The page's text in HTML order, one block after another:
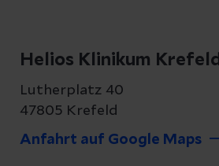
Helios Klinikum Krefeld
Lutherplatz 40
47805 Krefeld
Anfahrt auf Google Maps